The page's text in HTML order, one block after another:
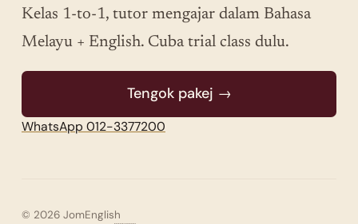
Kelas 1-to-1, tutor mengajar dalam Bahasa
Melayu + English. Cuba trial class dulu.
Tengok pakej →
WhatsApp 012-3377200
© 2026 JomEnglish